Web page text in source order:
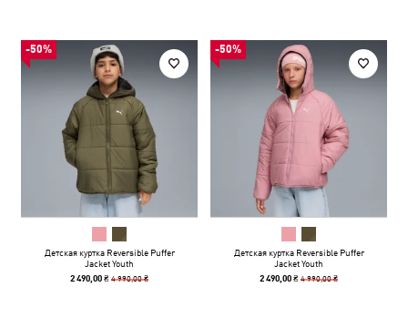
-50%
Детская куртка Reversible Puffer
Jacket Youth
2 490,00 ₴4 990,00 ₴
-50%
Детская куртка Reversible Puffer
Jacket Youth
2 490,00 ₴4 990,00 ₴